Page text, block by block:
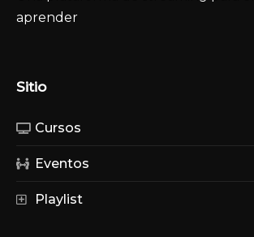
aprender
Sitio
Cursos
Eventos
Playlist